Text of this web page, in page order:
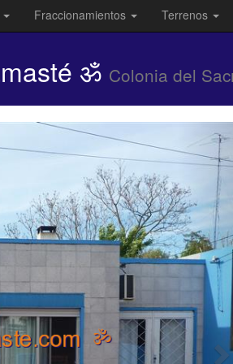
Fraccionamientos Terrenos
ॐ Colonia del